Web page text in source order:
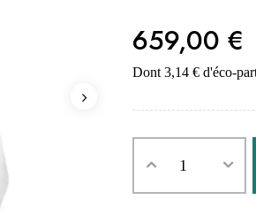
659,00 €
Dont 3,14 € d'éco-